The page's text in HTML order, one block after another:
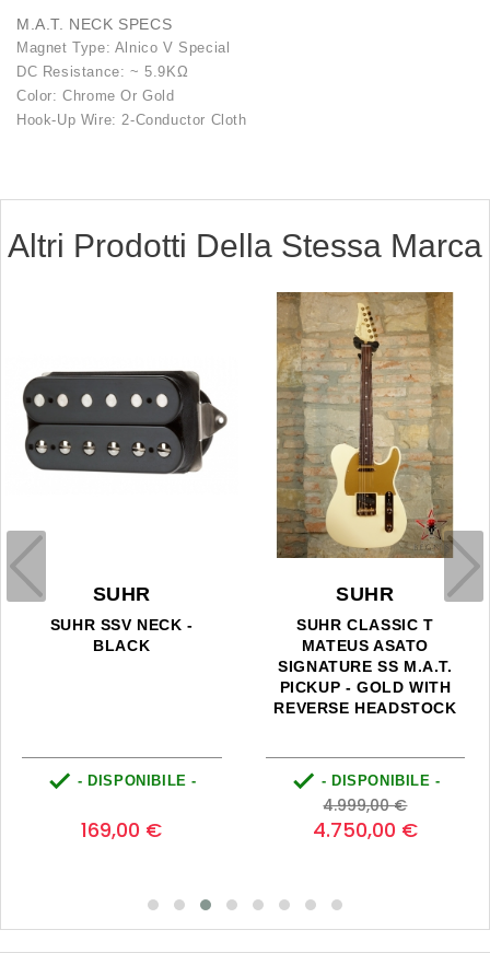
M.A.T. NECK SPECS
Magnet Type: Alnico V Special
DC Resistance: ~ 5.9KΩ
Color: Chrome Or Gold
Hook-Up Wire: 2-Conductor Cloth
Altri Prodotti Della Stessa Marca
SUHR
SUHR SSV NECK -
BLACK
 - DISPONIBILE -
169,00 €
SUHR
SUHR CLASSIC T
MATEUS ASATO
SIGNATURE SS M.A.T.
PICKUP - GOLD WITH
REVERSE HEADSTOCK
 - DISPONIBILE -
Prezzo
base
4.999,00 €Prezzo
4.750,00 €